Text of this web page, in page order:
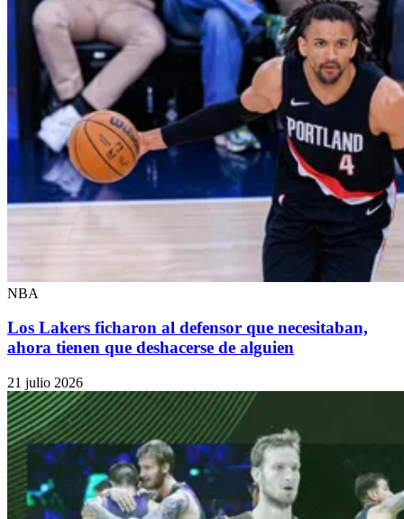
NBA
Los Lakers ficharon al defensor que necesitaban,
ahora tienen que deshacerse de alguien
21 julio 2026